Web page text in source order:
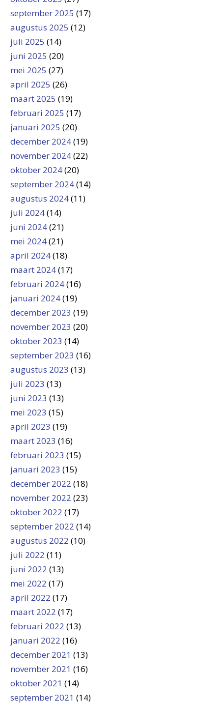
september 2025 (17)
augustus 2025 (12)
juli 2025 (14)
juni 2025 (20)
mei 2025 (27)
april 2025 (26)
maart 2025 (19)
februari 2025 (17)
januari 2025 (20)
december 2024(19)
november 2024(22)
oktober 2024(20)
september 2024(14)
augustus 2024(11)
juli 2024(14)
juni 2024(21)
mei 2024(21)
april 2024(18)
maart 2024(17)
februari 2024(16)
januari 2024(19)
december 2023 (19)
november 2023 (20)
oktober 2023 (14)
september 2023 (16)
augustus 2023 (13)
juli 2023 (13)
juni 2023 (13)
mei 2023 (15)
april 2023 (19)
maart 2023 (16)
februari 2023 (15)
januari 2023 (15)
december 2022 (18)
november 2022 (23)
oktober 2022 (17)
september 2022 (14)
augustus 2022 (10)
juli 2022 (11)
juni 2022 (13)
mei 2022 (17)
april 2022 (17)
maart 2022 (17)
februari 2022 (13)
januari 2022 (16)
december 2021 (13)
november 2021 (16)
oktober 2021 (14)
september 2021 (14)